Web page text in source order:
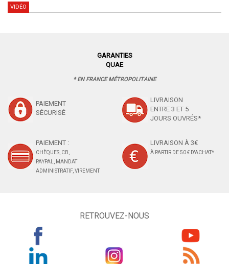
VIDÉO
GARANTIES
QUAE
* EN FRANCE MÉTROPOLITAINE
PAIEMENT
SÉCURISÉ
LIVRAISON
ENTRE 3 ET 5
JOURS OUVRÉS*
PAIEMENT :
CHÈQUES, CB,
PAYPAL, MANDAT
ADMINISTRATIF, VIREMENT
LIVRAISON À 3€
À PARTIR DE 50 € D'ACHAT*
RETROUVEZ-NOUS